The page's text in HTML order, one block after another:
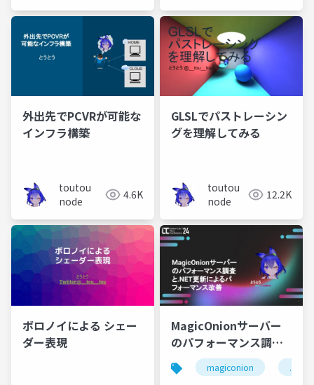
外出先でPCVRが可能な
インフラ構築
toutou
node
4.6K
GLSLでパストレーシン
グを理解してみる
toutou
node
12.2K
ボロノイによる シェー
ダー表現
MagicOnionサーバー
のパフォーマンス調査
と.NET更新によるパフ
ォーマンス改善
magiconion .net